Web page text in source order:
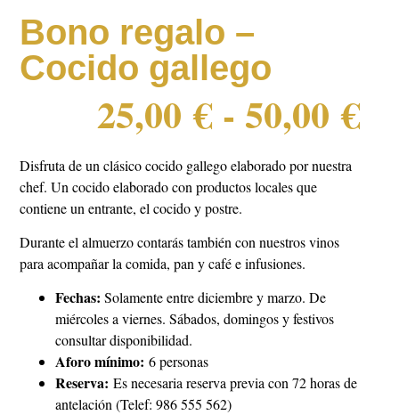
Bono regalo –
Cocido gallego
25,00€ - 50,00€
Disfruta de un clásico cocido gallego elaborado por nuestra
chef. Un cocido elaborado con productos locales que
contiene un entrante, el cocido y postre.
Durante el almuerzo contarás también con nuestros vinos
para acompañar la comida, pan y café e infusiones.
Fechas: Solamente entre diciembre y marzo. De
miércoles a viernes. Sábados, domingos y festivos
consultar disponibilidad.
Aforo mínimo: 6 personas
Reserva: Es necesaria reserva previa con 72 horas de
antelación (Telef: 986 555 562)